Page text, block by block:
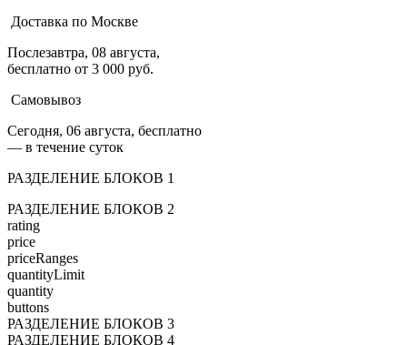
Доставка по Москве
Послезавтра, 08 августа,
бесплатно от 3 000 руб.
Самовывоз
Сегодня, 06 августа, бесплатно
— в течение суток
РАЗДЕЛЕНИЕ БЛОКОВ 1
РАЗДЕЛЕНИЕ БЛОКОВ 2
rating
price
priceRanges
quantityLimit
quantity
buttons
РАЗДЕЛЕНИЕ БЛОКОВ 3
РАЗДЕЛЕНИЕ БЛОКОВ 4